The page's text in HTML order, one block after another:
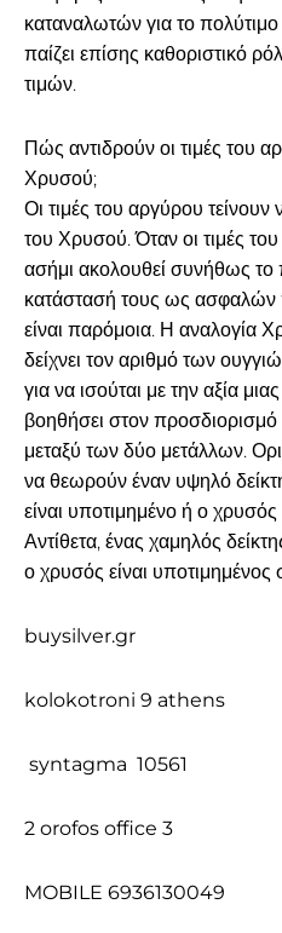
καταναλωτών για το
παίζει επίσης καθοριστικό
τιμών.
Πώς αντιδρούν οι τιμές του
Χρυσού;
Οι τιμές του αργύρου τείνουν
του Χρυσού. Όταν οι τιμές
ασήμι ακολουθεί συνήθως
κατάστασή τους ως ασφαλών
είναι παρόμοια. Η αναλογία
δείχνει τον αριθμό των
για να ισούται με την αξία
βοηθήσει στον προσδιορισμό
μεταξύ των δύο μετάλλων.
να θεωρούν έναν υψηλό
είναι υποτιμημένο ή ο χρυσός
Αντίθετα, ένας χαμηλός
ο χρυσός είναι υποτιμημένος
buysilver.gr
kolokotroni 9 athens
syntagma 10561
2 orofos office 3
MOBILE 6936130049